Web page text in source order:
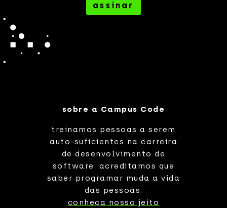
assinar
sobre a Campus Code
treinamos pessoas a serem
auto-suficientes na carreira
de desenvolvimento de
software. acreditamos que
saber programar muda a vida
das pessoas.
conheça nosso jeito